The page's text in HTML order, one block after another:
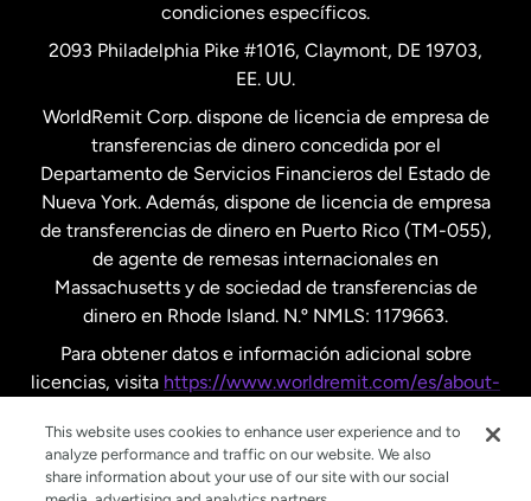
Países Bajos
Suecia
condiciones específicos.
2093 Philadelphia Pike #1016, Claymont, DE 19703,
EE. UU.
WorldRemit Corp. dispone de licencia de empresa de
transferencias de dinero concedida por el
Departamento de Servicios Financieros del Estado de
Nueva York. Además, dispone de licencia de empresa
de transferencias de dinero en Puerto Rico (TM-055),
de agente de remesas internacionales en
Massachusetts y de sociedad de transferencias de
dinero en Rhode Island. N.º NMLS: 1179663.
Para obtener datos e información adicional sobre
licencias, visita https://www.worldremit.com/es/about-
This website uses cookies to enhance user experience and to
analyze performance and traffic on our website. We also
share information about your use of our site with our social